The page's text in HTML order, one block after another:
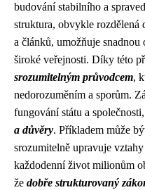
budování stabilního a
struktura, obvykle rozdělená
a článků, umožňuje
široké veřejnosti. Díky této
srozumitelným průvodcem,
nedorozuměním a sporům.
fungování státu a
a důvěry. Příkladem může
srozumitelně upravuje
každodenní život milionům
že dobře strukturovaný